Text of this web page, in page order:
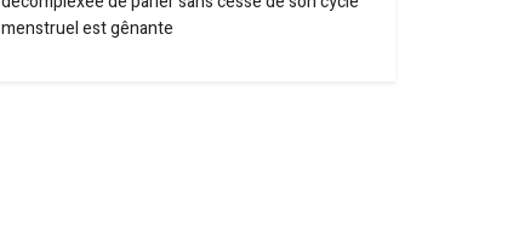
menstruel est gênante